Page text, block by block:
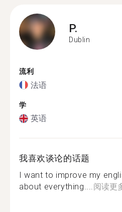
P.
Dublin
流利
法语
学
英语
我喜欢谈论的话题
I want to improve my
about everything....阅读更